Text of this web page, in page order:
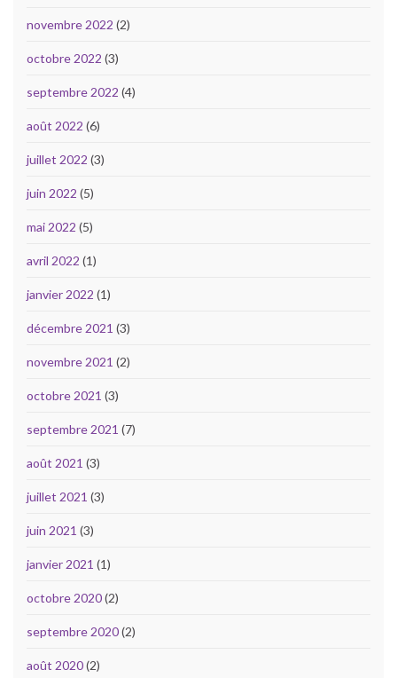
novembre 2022 (2)
octobre 2022 (3)
septembre 2022 (4)
août 2022 (6)
juillet 2022 (3)
juin 2022 (5)
mai 2022 (5)
avril 2022 (1)
janvier 2022 (1)
décembre 2021 (3)
novembre 2021 (2)
octobre 2021 (3)
septembre 2021 (7)
août 2021 (3)
juillet 2021 (3)
juin 2021 (3)
janvier 2021 (1)
octobre 2020(2)
septembre 2020(2)
août 2020(2)